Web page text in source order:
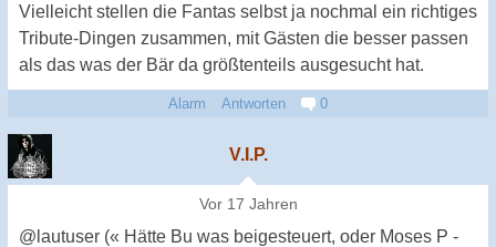
Vielleicht stellen die Fantas selbst ja nochmal ein richtiges
Tribute-Dingen zusammen, mit Gästen die besser passen
als das was der Bär da größtenteils ausgesucht hat.
Alarm Antworten 0
V.I.P.
Vor 17 Jahren
@lautuser (« Hätte Bu was beigesteuert, oder Moses P -